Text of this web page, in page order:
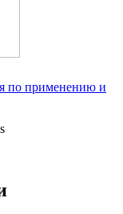
по применению и